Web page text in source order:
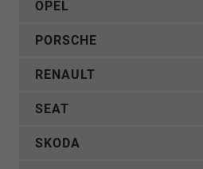
OPEL
PORSCHE
RENAULT
SEAT
SKODA